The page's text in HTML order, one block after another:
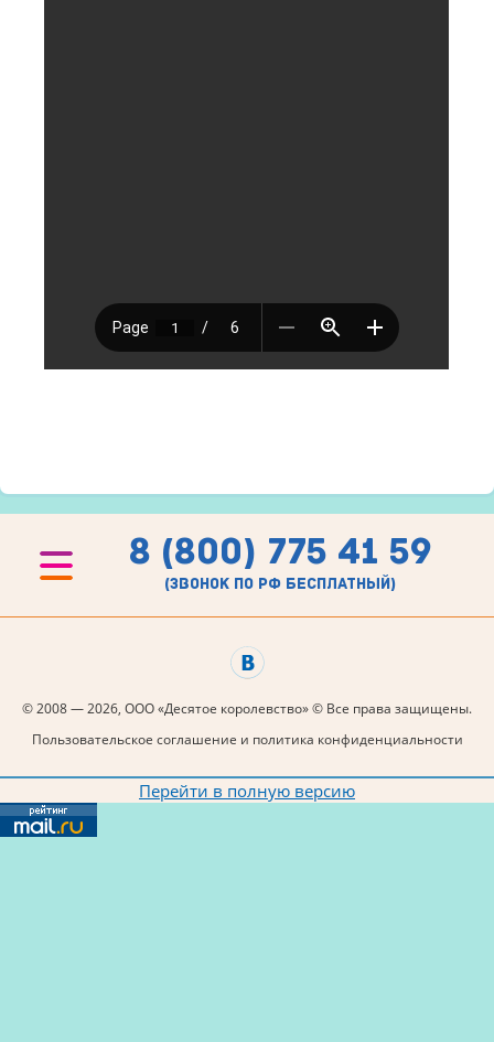
8 (800) 775 41 59
(звонок по рф бесплатный)
© 2008 — 2026, ООО «Десятое королевство» © Все права защищены.
Пользовательское соглашение и политика конфиденциальности
Перейти в полную версию